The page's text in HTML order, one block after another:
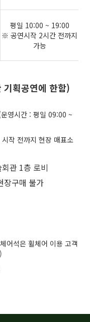
평일 10:00 ~ 19:00
※ 공연시작 2시간 전까지
가능
기획공연에 한함)
영시간 : 평일 09:00 ~
작 전까지 현장 매표소
관 1층 로비
장구매 불가
어석은 휠체어 이용 고객